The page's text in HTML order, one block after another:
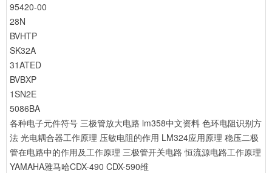
95420-00
28N
BVHTP
SK32A
31ATED
BVBXP
1SN2E
5086BA
各种电子元件符号 三极管放大电路 lm358中文资料 色环电阻识别方
法 光电耦合器工作原理 压敏电阻的作用 LM324应用原理 稳压二极
管在电路中的作用及工作原理 三极管开关电路 恒流源电路工作原理
YAMAHA雅马哈CDX-490 CDX-590维